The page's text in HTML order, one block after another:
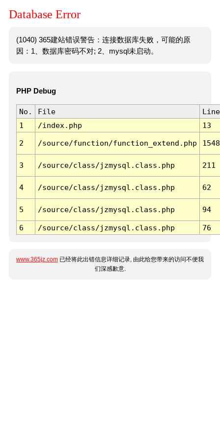
Database Error
(1040) 365建站错误警告：连接数据库失败，可能的原
因：1、数据库密码不对; 2、mysql未启动。
PHP Debug
No. File
Line
1
/index.php 13
2 /source/function/function_extend.php 1548
3 /source/class/jzmysql.class.php 211
4 /source/class/jzmysql.class.php 62
5 /source/class/jzmysql.class.php 94
6 /source/class/jzmysql.class.php 76
www.365jz.com 已经将此出错信息详细记录, 由此给您带来的访问不便我
们深感歉意.